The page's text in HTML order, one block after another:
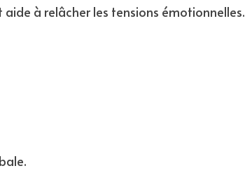
à relâcher les tensions émotionnelles.